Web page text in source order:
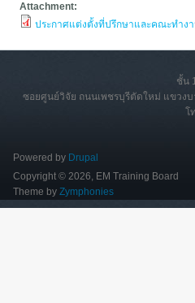
Attachment:
ประกาศแต่งตั้งที่ปรึกษาและคณะทำง
ชั้น
ซอยศูนย์วิจัย ถนนเพชรบุรีตัดใหม่ แขวงบ
โ
Powered by Drupal
Copyright © 2026, EM Training Board
Theme by Zymphonies